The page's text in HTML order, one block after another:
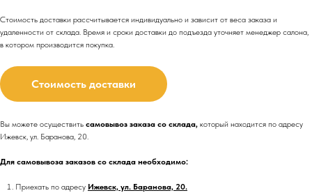
Стоимость доставки рассчитывается индивидуально и зависит от веса заказа и
удаленности от склада. Время и сроки доставки до подъезда уточняет менеджер салона,
в котором производится покупка.
Стоимость доставки
Вы можете осуществить самовывоз заказа со склада, который находится по адресу
Ижевск, ул. Баранова, 20.
Для самовывоза заказов со склада необходимо:
Приехать по адресу Ижевск, ул. Баранова, 20.